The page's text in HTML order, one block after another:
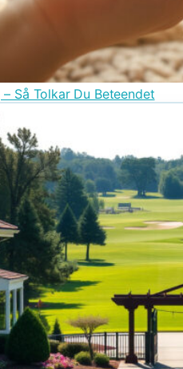
Så Tolkar Du Beteendet